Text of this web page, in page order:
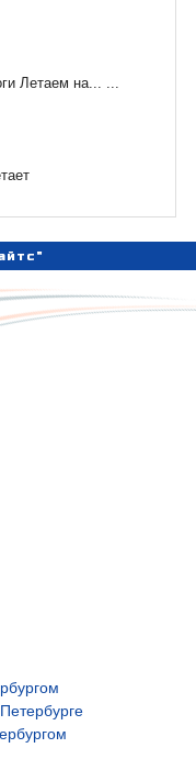
Летаем на... ...